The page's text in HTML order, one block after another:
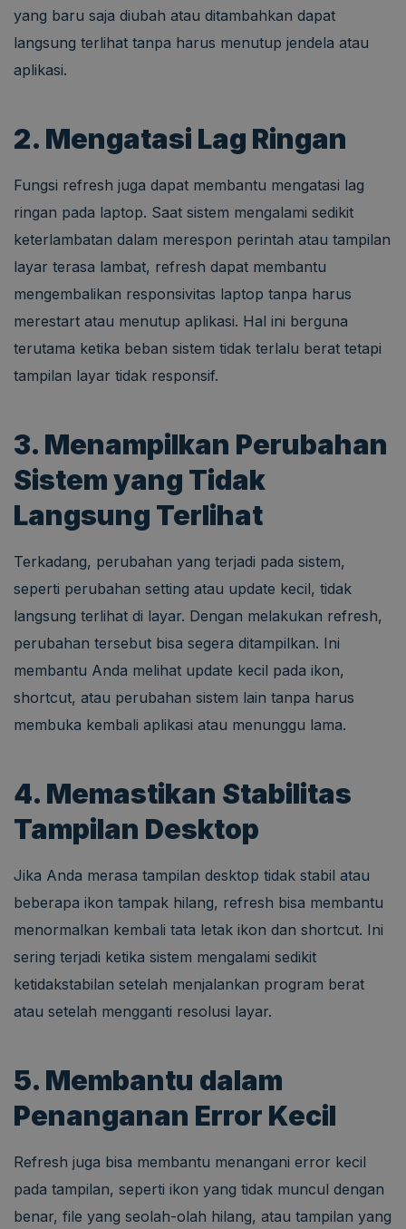
yang baru saja diubah atau ditambahkan dapat
langsung terlihat tanpa harus menutup jendela atau
aplikasi.
2. Mengatasi Lag Ringan
Fungsi refresh juga dapat membantu mengatasi lag
ringan pada laptop. Saat sistem mengalami sedikit
keterlambatan dalam merespon perintah atau tampilan
layar terasa lambat, refresh dapat membantu
mengembalikan responsivitas laptop tanpa harus
merestart atau menutup aplikasi. Hal ini berguna
terutama ketika beban sistem tidak terlalu berat tetapi
tampilan layar tidak responsif.
3. Menampilkan Perubahan
Sistem yang Tidak
Langsung Terlihat
Terkadang, perubahan yang terjadi pada sistem,
seperti perubahan setting atau update kecil, tidak
langsung terlihat di layar. Dengan melakukan refresh,
perubahan tersebut bisa segera ditampilkan. Ini
membantu Anda melihat update kecil pada ikon,
shortcut, atau perubahan sistem lain tanpa harus
membuka kembali aplikasi atau menunggu lama.
4. Memastikan Stabilitas
Tampilan Desktop
Jika Anda merasa tampilan desktop tidak stabil atau
beberapa ikon tampak hilang, refresh bisa membantu
menormalkan kembali tata letak ikon dan shortcut. Ini
sering terjadi ketika sistem mengalami sedikit
ketidakstabilan setelah menjalankan program berat
atau setelah mengganti resolusi layar.
5. Membantu dalam
Penanganan Error Kecil
Refresh juga bisa membantu menangani error kecil
pada tampilan, seperti ikon yang tidak muncul dengan
benar, file yang seolah-olah hilang, atau tampilan yang